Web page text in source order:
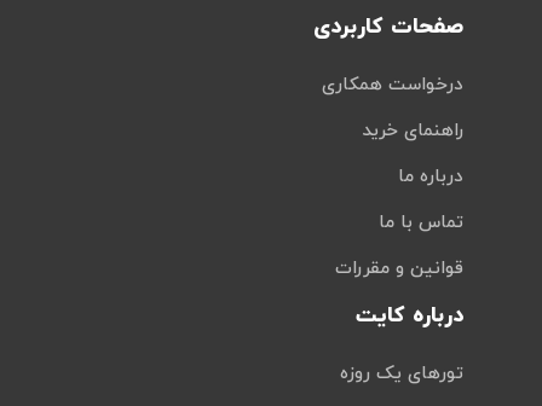
صفحات کاربردی
درخواست همکاری
راهنمای خرید
درباره ما
تماس با ما
قوانین و مقررات
درباره کایت
تورهای یک روزه